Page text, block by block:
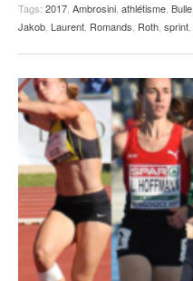
Tags: 2017 Ambrosini athlétisme Bulle
Jakob Laurent Romands Roth sprint